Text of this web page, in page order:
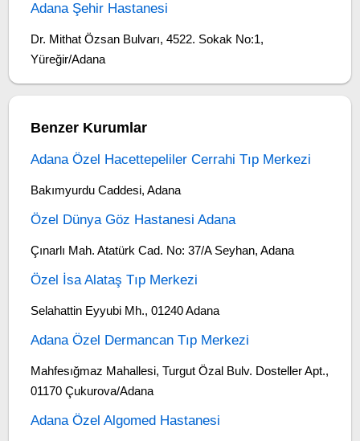
Adana Şehir Hastanesi
Dr. Mithat Özsan Bulvarı, 4522. Sokak No:1,
Yüreğir/Adana
Benzer Kurumlar
Adana Özel Hacettepeliler Cerrahi Tıp Merkezi
Bakımyurdu Caddesi, Adana
Özel Dünya Göz Hastanesi Adana
Çınarlı Mah. Atatürk Cad. No: 37/A Seyhan, Adana
Özel İsa Alataş Tıp Merkezi
Selahattin Eyyubi Mh., 01240 Adana
Adana Özel Dermancan Tıp Merkezi
Mahfesığmaz Mahallesi, Turgut Özal Bulv. Dosteller Apt.,
01170 Çukurova/Adana
Adana Özel Algomed Hastanesi